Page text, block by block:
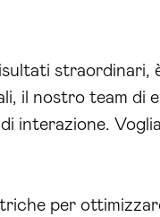
il nostro team di
interazione.
per